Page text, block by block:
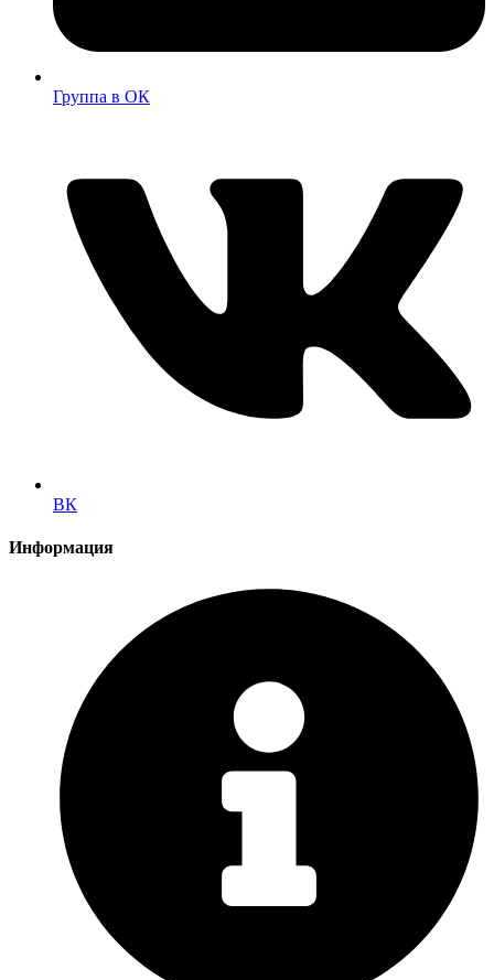
Группа в ОК
ВК
Информация